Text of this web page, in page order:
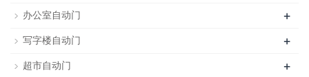
办公室自动门 +
写字楼自动门 +
超市自动门 +